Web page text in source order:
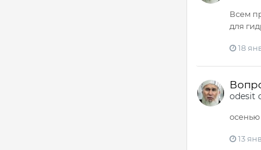
Всем
для
18
odesit
осенью
13